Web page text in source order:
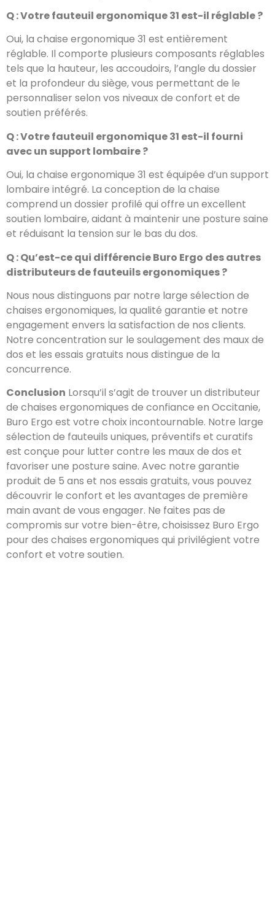
Q : Votre fauteuil ergonomique 31 est-il réglable ?
Oui, la chaise ergonomique 31 est entièrement
réglable. Il comporte plusieurs composants réglables
tels que la hauteur, les accoudoirs, l’angle du dossier
et la profondeur du siège, vous permettant de le
personnaliser selon vos niveaux de confort et de
soutien préférés.
Q : Votre fauteuil ergonomique 31 est-il fourni
avec un support lombaire ?
Oui, la chaise ergonomique 31 est équipée d’un support
lombaire intégré. La conception de la chaise
comprend un dossier profilé qui offre un excellent
soutien lombaire, aidant à maintenir une posture saine
et réduisant la tension sur le bas du dos.
Q : Qu’est-ce qui différencie Buro Ergo des autres
distributeurs de fauteuils ergonomiques ?
Nous nous distinguons par notre large sélection de
chaises ergonomiques, la qualité garantie et notre
engagement envers la satisfaction de nos clients.
Notre concentration sur le soulagement des maux de
dos et les essais gratuits nous distingue de la
concurrence.
Conclusion Lorsqu’il s’agit de trouver un distributeur
de chaises ergonomiques de confiance en Occitanie,
Buro Ergo est votre choix incontournable. Notre large
sélection de fauteuils uniques, préventifs et curatifs
est conçue pour lutter contre les maux de dos et
favoriser une posture saine. Avec notre garantie
produit de 5 ans et nos essais gratuits, vous pouvez
découvrir le confort et les avantages de première
main avant de vous engager. Ne faites pas de
compromis sur votre bien-être, choisissez Buro Ergo
pour des chaises ergonomiques qui privilégient votre
confort et votre soutien.